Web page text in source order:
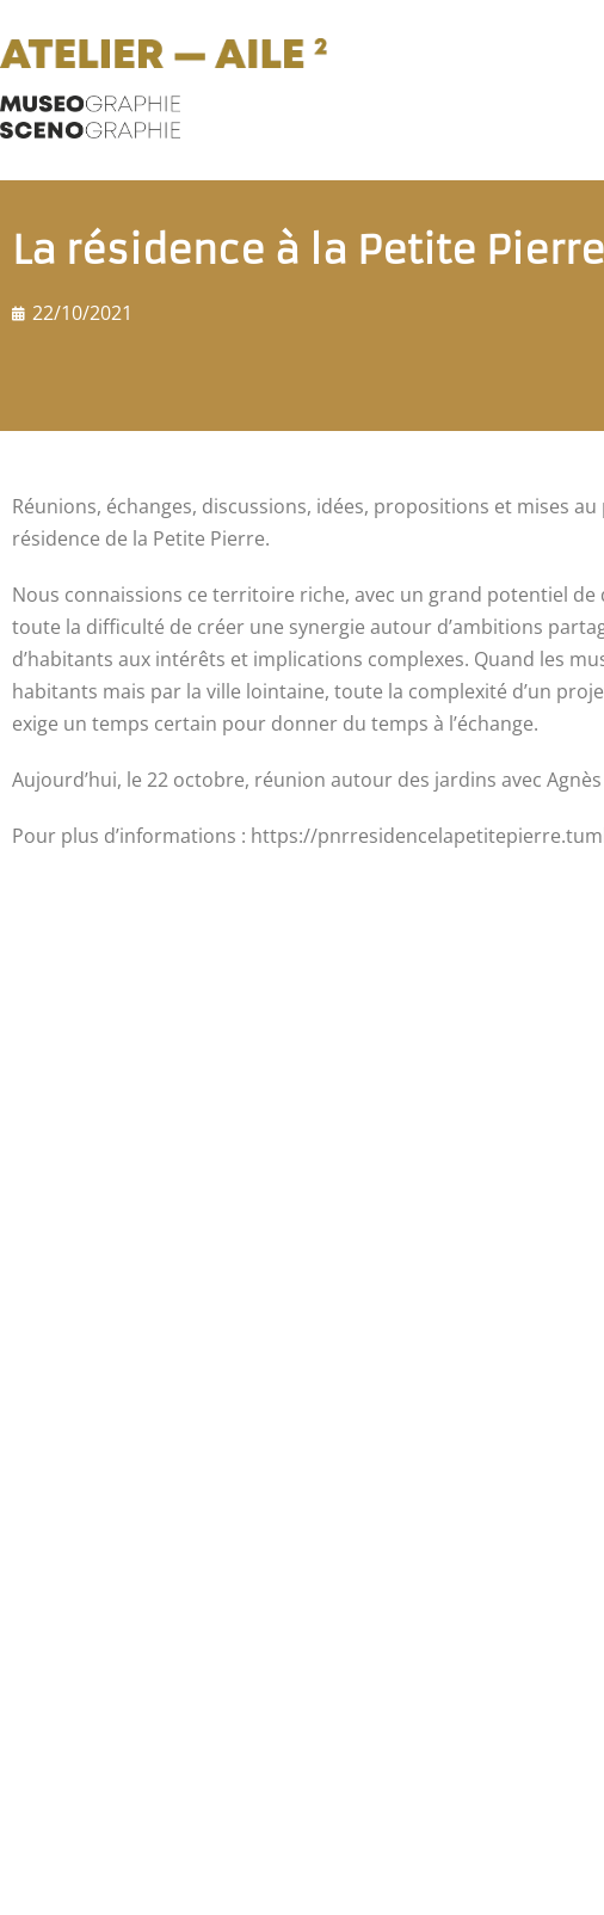
La résidence à la Petite
22/10/2021
Réunions, échanges, discussions, idées, propositions et mises
résidence de la Petite Pierre.
Nous connaissions ce territoire riche, avec un grand potentiel
toute la difficulté de créer une synergie autour d’ambitions
d’habitants aux intérêts et implications complexes. Quand les
habitants mais par la ville lointaine, toute la complexité d’un
exige un temps certain pour donner du temps à l’échange.
Aujourd’hui, le 22 octobre, réunion autour des jardins avec
Pour plus d’informations : https://